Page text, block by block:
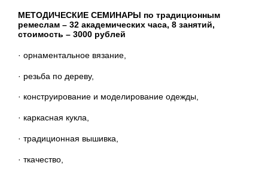
МЕТОДИЧЕСКИЕ СЕМИНАРЫ по традиционным
ремеслам – 32 академических часа, 8 занятий,
стоимость – 3000 рублей
· орнаментальное вязание,
· резьба по дереву,
· конструирование и моделирование одежды,
· каркасная кукла,
· традиционная вышивка,
· ткачество,